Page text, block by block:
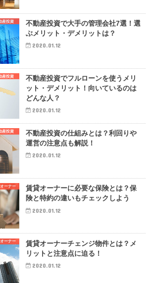
産投資
不動産投資で大手の管理会社7選！選
ぶメリット・デメリットは？
2020.01.12
産投資
不動産投資でフルローンを使うメリ
ット・デメリット！向いているのは
どんな人？
2020.01.12
産投資
不動産投資の仕組みとは？利回りや
運営の注意点も解説！
2020.01.12
ーナー
賃貸オーナーに必要な保険とは？保
険と特約の違いもチェックしよう
2020.01.12
ーナー
賃貸オーナーチェンジ物件とは？メ
リットと注意点に迫る！
2020.01.12